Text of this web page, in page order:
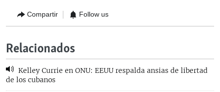
Compartir Follow us
Relacionados
Kelley Currie en ONU: EEUU respalda ansias de libertad
de los cubanos